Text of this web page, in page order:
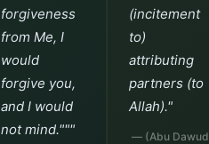
forgiveness
from Me, I
would
forgive you,
and I would
not mind."""
(incitement
to)
attributing
partners (to
Allah)."
— (Abu Dawud,